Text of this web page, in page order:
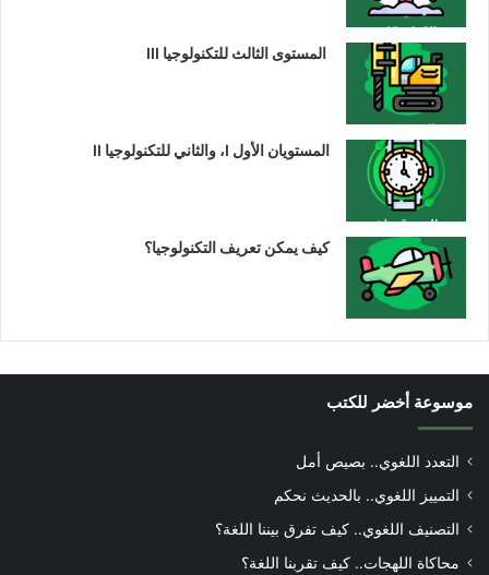
المستوى الثالث للتكنولوجيا III
المستويان الأول I، والثاني للتكنولوجيا II
كيف يمكن تعريف التكنولوجيا؟
موسوعة أخضر للكتب
التعدد اللغوي.. بصيص أمل
التمييز اللغوي.. بالحديث نحكم
التصنيف اللغوي.. كيف تفرق بيننا اللغة؟
محاكاة اللهجات.. كيف تقربنا اللغة؟